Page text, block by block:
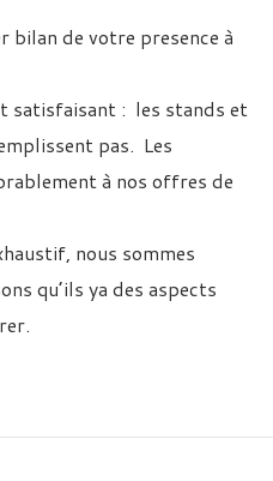
bilan de votre presence à
satisfaisant : les stands et
pas. Les
à nos offres de
nous sommes
qu’ils ya des aspects